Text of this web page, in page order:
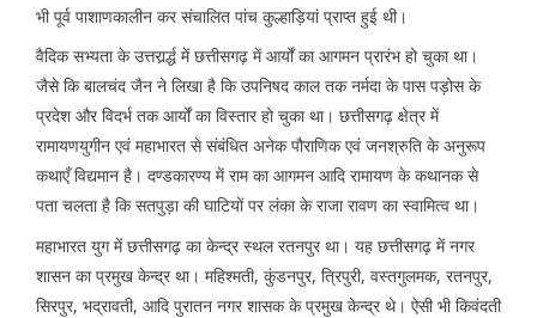
भी पूर्व पाशाणकालीन कर संचालित पांच कुल्हाड़ियां प्राप्त हुई थी।
वैदिक सभ्यता के उत्तरार्र्द्ध में छत्तीसगढ़ में आर्यों का आगमन प्रारंभ हो चुका था।
जैसे कि बालचंद जैन ने लिखा है कि उपनिषद काल तक नर्मदा के पास पड़ोस के
प्रदेश और विदर्भ तक आर्यों का विस्तार हो चुका था। छत्तीसगढ़ क्षेत्र में
रामायणयुगीन एवं महाभारत से संबंधित अनेक पौराणिक एवं जनश्रुति के अनुरूप
कथाएँ विद्यमान है। दण्डकारण्य में राम का आगमन आदि रामायण के कथानक से
पता चलता है कि सतपुड़ा की घाटियों पर लंका के राजा रावण का स्वामित्व था।
महाभारत युग में छत्तीसगढ़ का केन्द्र स्थल रतनपुर था। यह छत्तीसगढ़ में नगर
शासन का प्रमुख केन्द्र था। महिश्मती, कुंडनपुर, त्रिपुरी, वस्तगुलमक, रतनपुर,
सिरपुर, भद्रावती, आदि पुरातन नगर शासक के प्रमुख केन्द्र थे। ऐसी भी किवंदती